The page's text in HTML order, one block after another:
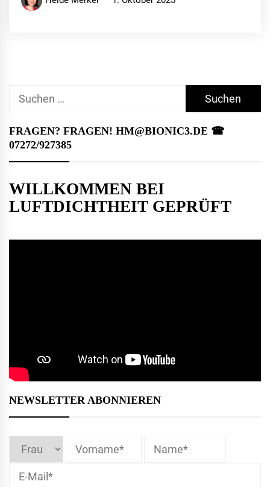
Suchen
FRAGEN? FRAGEN! HM@BIONIC3.DE ☎︎
07272/927385
WILLKOMMEN BEI
LUFTDICHTHEIT GEPRÜFT
NEWSLETTER ABONNIEREN